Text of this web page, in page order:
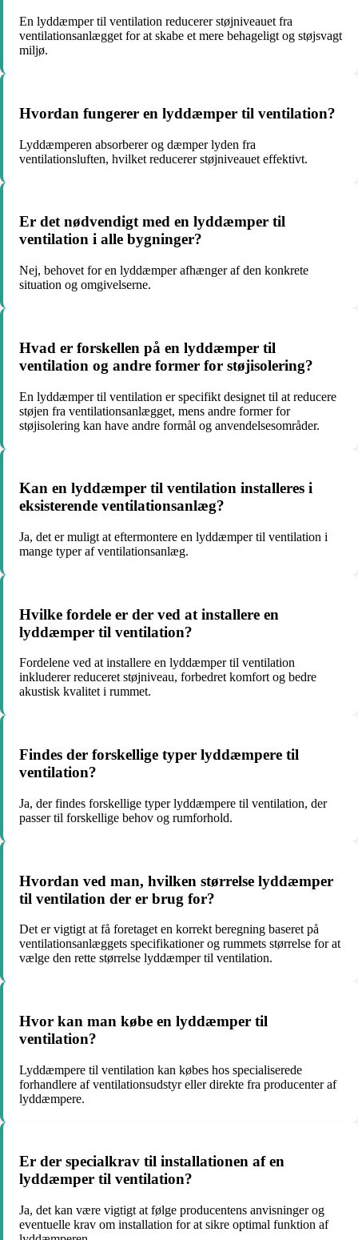
En lyddæmper til ventilation reducerer støjniveauet fra
ventilationsanlægget for at skabe et mere behageligt og støjsvagt
miljø.
Hvordan fungerer en lyddæmper til ventilation?
Lyddæmperen absorberer og dæmper lyden fra
ventilationsluften, hvilket reducerer støjniveauet effektivt.
Er det nødvendigt med en lyddæmper til
ventilation i alle bygninger?
Nej, behovet for en lyddæmper afhænger af den konkrete
situation og omgivelserne.
Hvad er forskellen på en lyddæmper til
ventilation og andre former for støjisolering?
En lyddæmper til ventilation er specifikt designet til at reducere
støjen fra ventilationsanlægget, mens andre former for
støjisolering kan have andre formål og anvendelsesområder.
Kan en lyddæmper til ventilation installeres i
eksisterende ventilationsanlæg?
Ja, det er muligt at eftermontere en lyddæmper til ventilation i
mange typer af ventilationsanlæg.
Hvilke fordele er der ved at installere en
lyddæmper til ventilation?
Fordelene ved at installere en lyddæmper til ventilation
inkluderer reduceret støjniveau, forbedret komfort og bedre
akustisk kvalitet i rummet.
Findes der forskellige typer lyddæmpere til
ventilation?
Ja, der findes forskellige typer lyddæmpere til ventilation, der
passer til forskellige behov og rumforhold.
Hvordan ved man, hvilken størrelse lyddæmper
til ventilation der er brug for?
Det er vigtigt at få foretaget en korrekt beregning baseret på
ventilationsanlæggets specifikationer og rummets størrelse for at
vælge den rette størrelse lyddæmper til ventilation.
Hvor kan man købe en lyddæmper til
ventilation?
Lyddæmpere til ventilation kan købes hos specialiserede
forhandlere af ventilationsudstyr eller direkte fra producenter af
lyddæmpere.
Er der specialkrav til installationen af en
lyddæmper til ventilation?
Ja, det kan være vigtigt at følge producentens anvisninger og
eventuelle krav om installation for at sikre optimal funktion af